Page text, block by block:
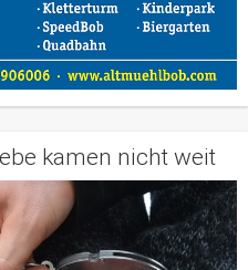
kamen nicht weit